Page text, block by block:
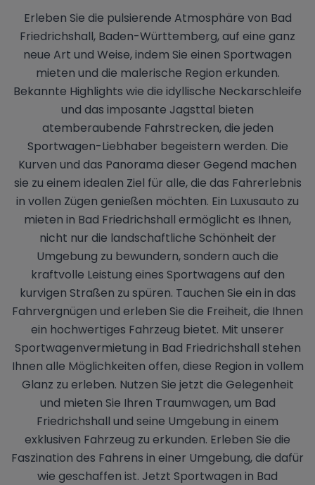
Erleben Sie die pulsierende Atmosphäre von Bad
Friedrichshall, Baden-Württemberg, auf eine ganz
neue Art und Weise, indem Sie einen Sportwagen
mieten und die malerische Region erkunden.
Bekannte Highlights wie die idyllische Neckarschleife
und das imposante Jagsttal bieten
atemberaubende Fahrstrecken, die jeden
Sportwagen-Liebhaber begeistern werden. Die
Kurven und das Panorama dieser Gegend machen
sie zu einem idealen Ziel für alle, die das Fahrerlebnis
in vollen Zügen genießen möchten. Ein Luxusauto zu
mieten in Bad Friedrichshall ermöglicht es Ihnen,
nicht nur die landschaftliche Schönheit der
Umgebung zu bewundern, sondern auch die
kraftvolle Leistung eines Sportwagens auf den
kurvigen Straßen zu spüren. Tauchen Sie ein in das
Fahrvergnügen und erleben Sie die Freiheit, die Ihnen
ein hochwertiges Fahrzeug bietet. Mit unserer
Sportwagenvermietung in Bad Friedrichshall stehen
Ihnen alle Möglichkeiten offen, diese Region in vollem
Glanz zu erleben. Nutzen Sie jetzt die Gelegenheit
und mieten Sie Ihren Traumwagen, um Bad
Friedrichshall und seine Umgebung in einem
exklusiven Fahrzeug zu erkunden. Erleben Sie die
Faszination des Fahrens in einer Umgebung, die dafür
wie geschaffen ist. Jetzt Sportwagen in Bad